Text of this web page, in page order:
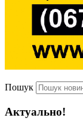
Пошук
Актуально!